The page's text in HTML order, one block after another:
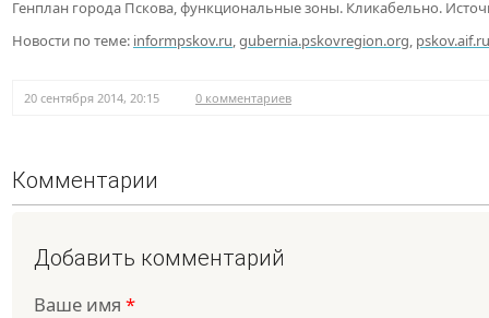
Генплан города Пскова, функциональные зоны. Кликабельно.
Новости по теме: informpskov.ru,gubernia.pskovregion.org, pskov.aif.ru
20 сентября 2014, 20:15 0 комментариев
Комментарии
Добавить комментарий
Ваше имя *